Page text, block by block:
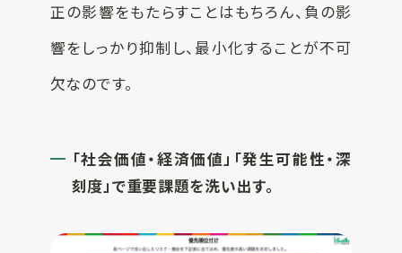
正の影響をもたらすことはもちろん、負の影
響をしっかり抑制し、最小化することが不可
欠なのです。
「社会価値・経済価値」「発生可能性・深
刻度」で重要課題を洗い出す。